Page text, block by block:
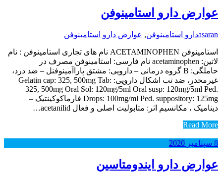
عوارض دارو استامینوفن
asaranدارو استامینوفن, عوارض دارو استامینوفن
استامینوفن ACETAMINOPHEN نام های تجاری استامینوفن : نام
لاتین: acetaminophen نام فارسی: استامینوفن مصرف در
حاملگی: B گروه درمانی – دارویی: مشتق پاراآمینوفنل – ضد درد،
غیرمخدر، ضد تب اشکال دارویی: Gelatin cap: 325, 500mg Tab:
325, 500mg Oral Sol: 120mg/5ml Oral susp: 120mg/5ml Ped.
Drops: 100mg/ml Ped. suppository: 125mg فارماکوکینتیک –
دینامیک ، مکانسیم اثر: متابولیت اصلی و فعال acetanilid…
Read More
8 سپتامبر 2020
عوارض دارو ایندومتاسین